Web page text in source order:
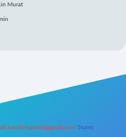
Murat
backlinkpaneli@gmail.com Teams: